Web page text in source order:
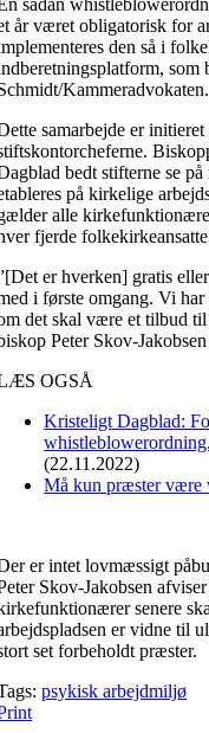
sådan
år været obligatorisk for
den så i
som
Kammeradvokaten.
samarbejde er
bedt stifterne se
på kirkelige
alle
fjerde
er hverken] gratis
i første omgang. Vi
det skal være et tilbud
Peter Skov-
OGSÅ
Kristeligt Dagblad:
(22.11.2022)
Må kun præster være
er intet lovmæssigt
Skov-Jakobsen
senere
er vidne til
set forbeholdt præster.
psykisk arbejdmiljø